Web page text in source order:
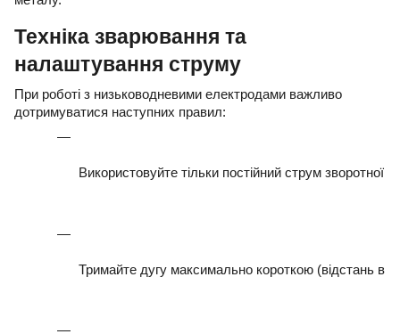
Техніка зварювання та
налаштування струму
При роботі з низьководневими електродами важливо
дотримуватися наступних правил:
Використовуйте тільки постійний струм зворотної
Тримайте дугу максимально короткою (відстань